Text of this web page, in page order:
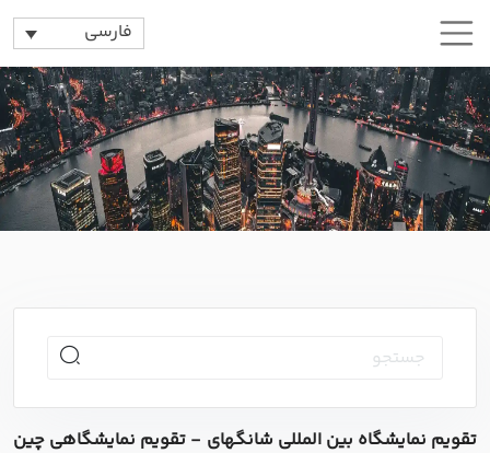
فارسی
تقویم نمایشگاه بین المللی شانگهای - تقویم نمایشگاهی چین